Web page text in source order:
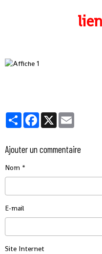
PartagerFacebook
X
Ajouter un commentaire
Nom
E-mail
Site Internet